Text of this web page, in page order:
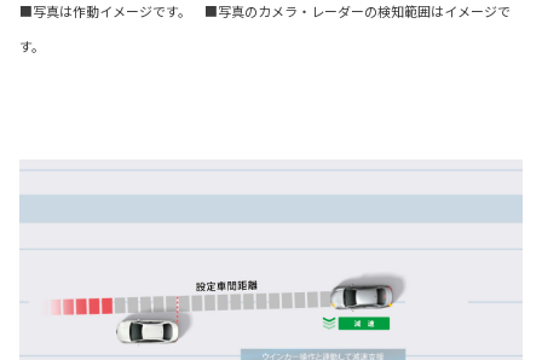
■写真は作動イメージです。 ■写真のカメラ・レーダーの検知範囲はイメージで
す。